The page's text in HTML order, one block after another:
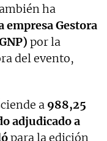
ha
empresa Gestora
por la
del evento,
a 988,25
adjudicado a
para la edición